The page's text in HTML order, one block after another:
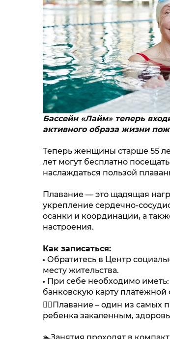
Бассейн «Лайм» теперь
активного образа жизни
Теперь женщины старше 55
лет могут бесплатно
наслаждаться пользой
Плавание — это щадящая
укрепление сердечно-
осанки и координации, а
настроения.
Как записаться:
Обратитесь в Центр
месту жительства.
При себе необходимо
банковскую карту
как идентификатор
☝🏻Плавание – один из самых
ребенка закаленным,